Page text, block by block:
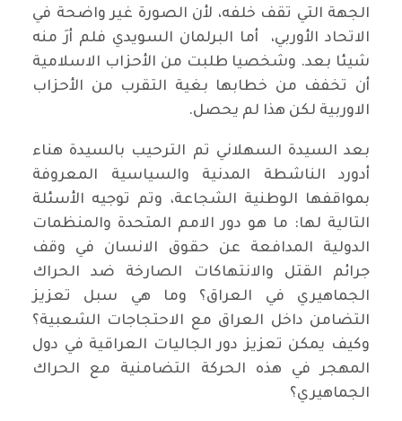
الجهة التي تقف خلفه، لأن الصورة غير واضحة في
الاتحاد الأوربي، أما البرلمان السويدي فلم أرَ منه
شيئا بعد. وشخصيا طلبت من الأحزاب الاسلامية
أن تخفف من خطابها بغية التقرب من الأحزاب
الاوربية لكن هذا لم يحصل.
بعد السيدة السهلاني تم الترحيب بالسيدة هناء
أدورد الناشطة المدنية والسياسية المعروفة
بمواقفها الوطنية الشجاعة، وتم توجيه الأسئلة
التالية لها: ما هو دور الامم المتحدة والمنظمات
الدولية المدافعة عن حقوق الانسان في وقف
جرائم القتل والانتهاكات الصارخة ضد الحراك
الجماهيري في العراق؟ وما هي سبل تعزيز
التضامن داخل العراق مع الاحتجاجات الشعبية؟
وكيف يمكن تعزيز دور الجاليات العراقية في دول
المهجر في هذه الحركة التضامنية مع الحراك
الجماهيري؟